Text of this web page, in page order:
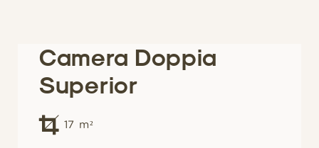
Camera Doppia
Superior
17 m²